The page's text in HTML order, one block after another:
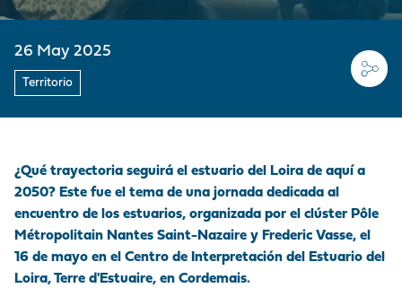
26 May 2025
Territorio
¿Qué trayectoria seguirá el estuario del Loira de aquí a
2050? Este fue el tema de una jornada dedicada al
encuentro de los estuarios, organizada por el clúster Pôle
Métropolitain Nantes Saint-Nazaire y Frederic Vasse, el
16 de mayo en el Centro de Interpretación del Estuario del
Loira, Terre d'Estuaire, en Cordemais.
CORDEMAIS
NANTES
CIFRAS CLAVE
MERCANCÍAS
PRE Y
LAS PRESTACIONES
PUERTO
ANUARIO DE LOS
PROFESIONALES
EMPLEADOR
Medios de
comunicación
¡Únase a nosotros !
Visite du port